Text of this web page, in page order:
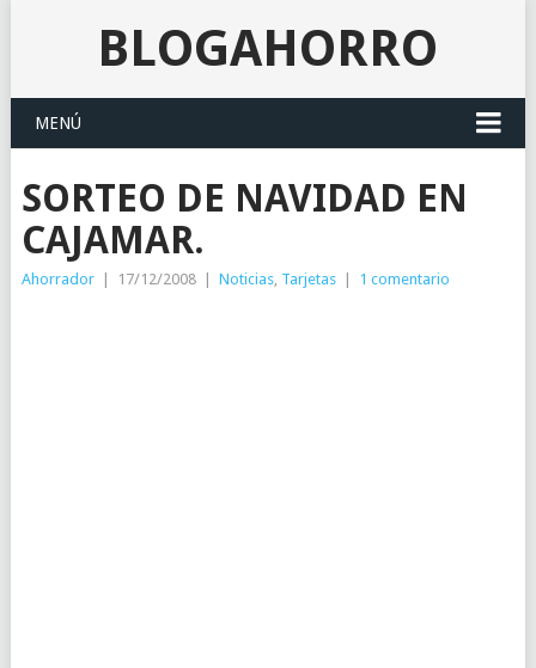
BLOGAHORRO
MENÚ
SORTEO DE NAVIDAD EN
CAJAMAR.
Ahorrador 17/12/2008 Noticias, Tarjetas 1 comentario